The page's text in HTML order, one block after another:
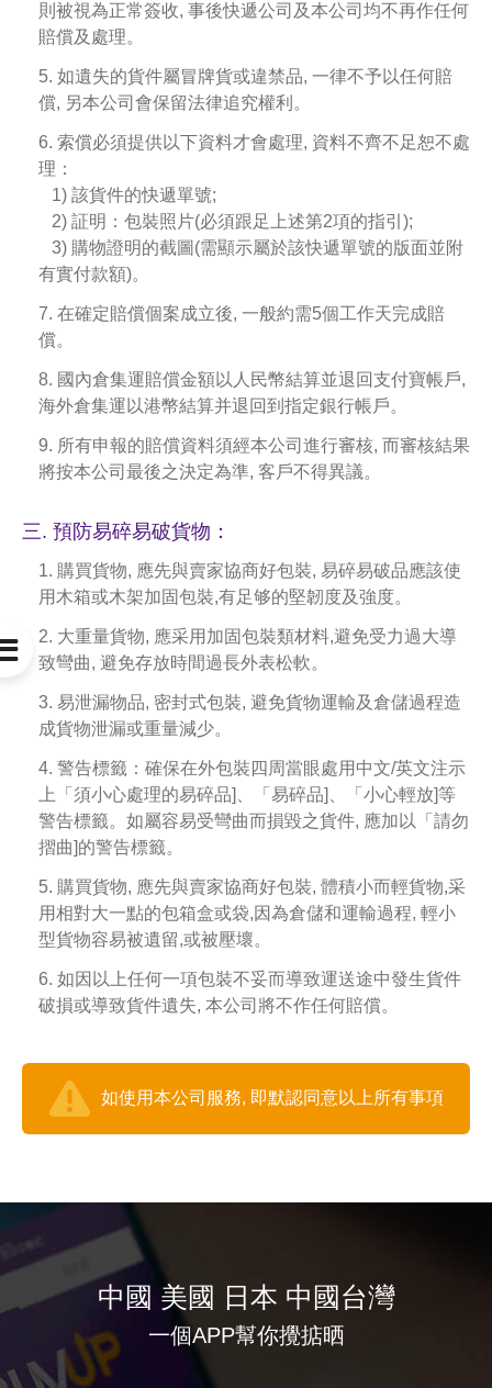
則被視為正常簽收, 事後快遞公司及本公司均不再作任何
賠償及處理。
5. 如遺失的貨件屬冒牌貨或違禁品, 一律不予以任何賠
償, 另本公司會保留法律追究權利。
6. 索償必須提供以下資料才會處理, 資料不齊不足恕不處
理：
1) 該貨件的快遞單號;
2) 証明：包裝照片(必須跟足上述第2項的指引);
3) 購物證明的截圖(需顯示屬於該快遞單號的版面並附
有實付款額)。
7. 在確定賠償個案成立後, 一般約需5個工作天完成賠
償。
8. 國內倉集運賠償金額以人民幣結算並退回支付寶帳戶,
海外倉集運以港幣結算并退回到指定銀行帳戶。
9. 所有申報的賠償資料須經本公司進行審核, 而審核結果
將按本公司最後之決定為準, 客戶不得異議。
三. 預防易碎易破貨物：
1. 購買貨物, 應先與賣家協商好包裝, 易碎易破品應該使
用木箱或木架加固包裝,有足够的堅韌度及強度。
2. 大重量貨物, 應采用加固包裝類材料,避免受力過大導
致彎曲, 避免存放時間過長外表松軟。
3. 易泄漏物品, 密封式包裝, 避免貨物運輸及倉儲過程造
成貨物泄漏或重量減少。
4. 警告標籤：確保在外包裝四周當眼處用中文/英文注示
上「須小心處理的易碎品]、「易碎品]、「小心輕放]等
警告標籤。如屬容易受彎曲而損毀之貨件, 應加以「請勿
摺曲]的警告標籤。
5. 購買貨物, 應先與賣家協商好包裝, 體積小而輕貨物,采
用相對大一點的包箱盒或袋,因為倉儲和運輸過程, 輕小
型貨物容易被遺留,或被壓壞。
6. 如因以上任何一項包裝不妥而導致運送途中發生貨件
破損或導致貨件遺失, 本公司將不作任何賠償。
如使用本公司服務, 即默認同意以上所有事項
中國 美國 日本 中國台灣
一個APP幫你攪掂晒